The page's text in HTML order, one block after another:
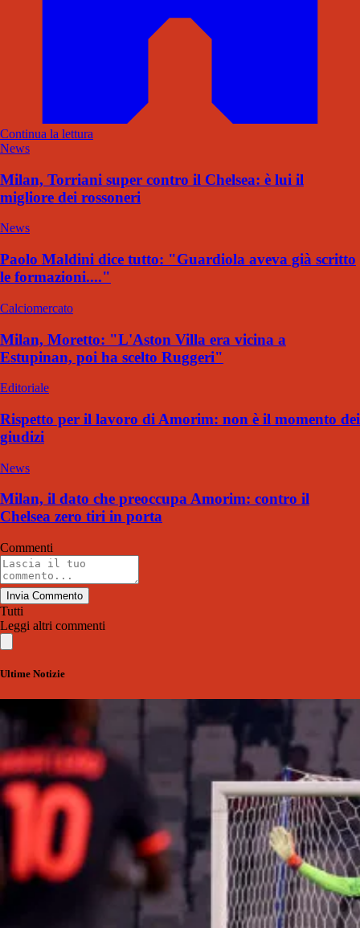
Continua la lettura
News
Milan, Torriani super contro il Chelsea: è lui il
migliore dei rossoneri
News
Paolo Maldini dice tutto: "Guardiola aveva già scritto
le formazioni...."
Calciomercato
Milan, Moretto: "L'Aston Villa era vicina a
Estupinan, poi ha scelto Ruggeri"
Editoriale
Rispetto per il lavoro di Amorim: non è il momento dei
giudizi
News
Milan, il dato che preoccupa Amorim: contro il
Chelsea zero tiri in porta
Commenti
Invia Commento
Tutti
Leggi altri commenti
Ultime Notizie